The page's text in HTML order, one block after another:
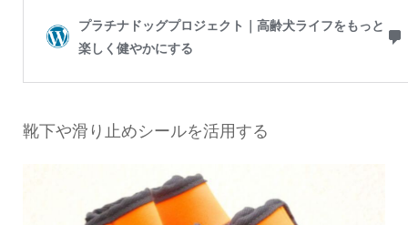
靴下や滑り止めシールを活用する